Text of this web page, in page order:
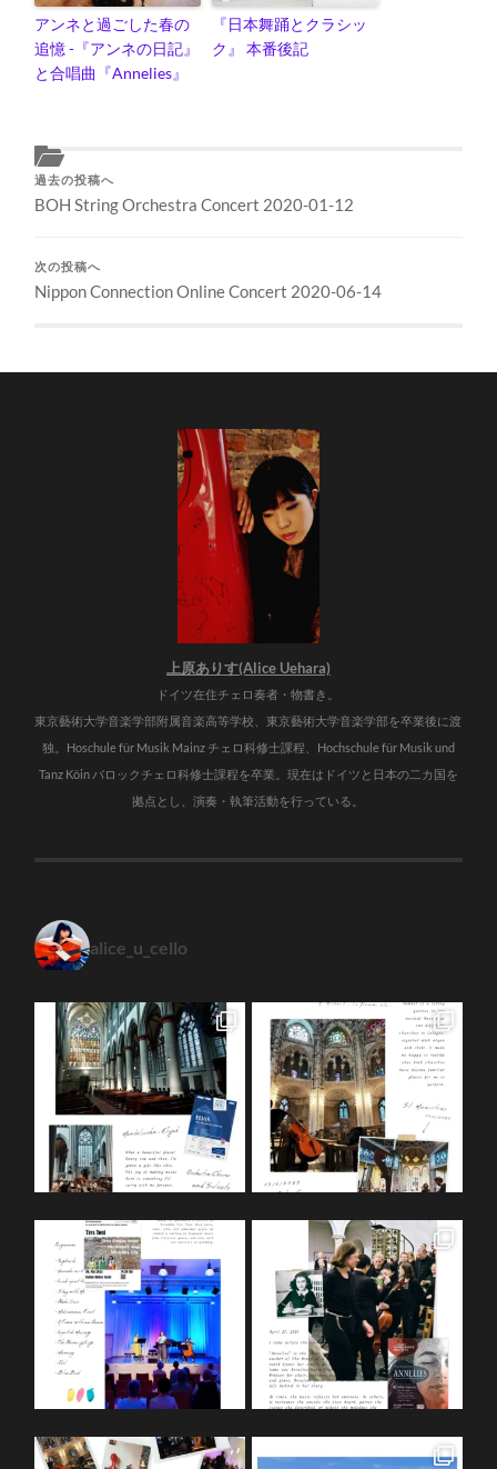
アンネと過ごした春の
追憶 -『アンネの日記』
と合唱曲『Annelies』
『日本舞踊とクラシッ
ク』 本番後記
過去の投稿へ
BOH String Orchestra Concert 2020-01-12
次の投稿へ
Nippon Connection Online Concert 2020-06-14
上原ありす(Alice Uehara)
ドイツ在住チェロ奏者・物書き。
東京藝術大学音楽学部附属音楽高等学校、東京藝術大学音楽学部を卒業後に渡
独。Hoschule für Musik Mainz チェロ科修士課程、Hochschule für Musik und
Tanz Köin バロックチェロ科修士課程を卒業。現在はドイツと日本の二カ国を
拠点とし、演奏・執筆活動を行っている。
alice_u_cello